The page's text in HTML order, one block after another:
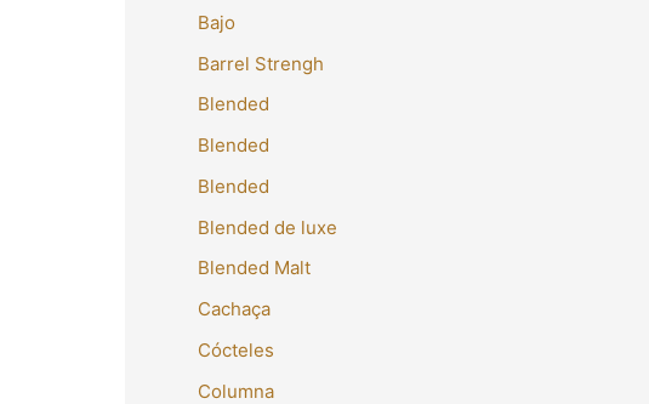
Bajo
Barrel Strengh
Blended
Blended
Blended
Blended de luxe
Blended Malt
Cachaça
Cócteles
Columna